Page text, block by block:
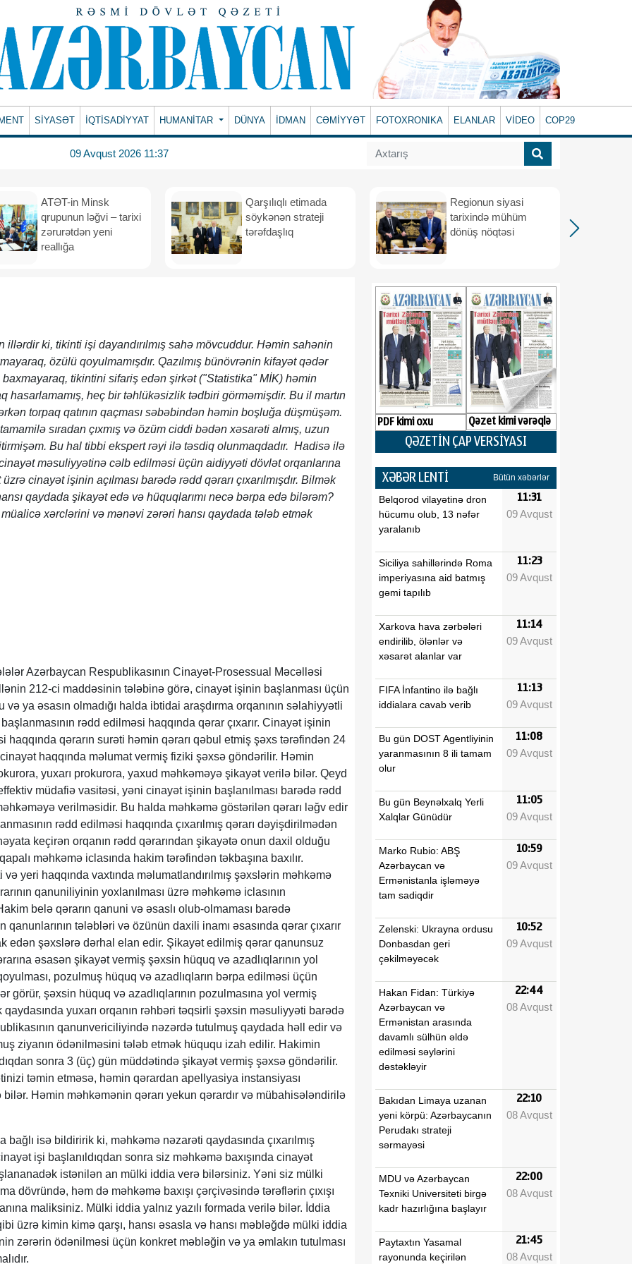
SİYASƏT İQTİSADİYYAT HUMANITAR DÜNYA İDMAN CƏMİYYƏT FOTOXRONIKA ELANLAR VİDEO COP29
09 Avqust 2026 11:37
ATƏT-in Minsk
qrupunun ləğvi – tarixi
zərurətdən yeni
reallığa
Qarşılıqlı etimada
söykənən strateji
tərəfdaşlıq
Regionun siyasi
tarixində mühüm
dönüş nöqtəsi
illərdir ki, tikinti işi dayandırılmış sahə mövcuddur. Həmin sahənin
özülü qoyulmamışdır. Qazılmış bünövrənin kifayət qədər
baxmayaraq, tikintini sifariş edən şirkət ("Statistika" MİK) həmin
hasarlamamış, heç bir təhlükəsizlik tədbiri görməmişdir. Bu il martın
torpaq qatının qaçması səbəbindən həmin boşluğa düşmüşəm.
sıradan çıxmış və özüm ciddi bədən xəsarəti almış, uzun
Bu hal tibbi ekspert rəyi ilə təsdiq olunmaqdadır. Hadisə ilə
məsuliyyətinə cəlb edilməsi üçün aidiyyəti dövlət orqanlarına
cinayət işinin açılması barədə rədd qərarı çıxarılmışdır. Bilmək
qaydada şikayət edə və hüquqlarımı necə bərpa edə bilərəm?
xərclərini və mənəvi zərəri hansı qaydada tələb etmək
Azərbaycan Respublikasının Cinayət-Prosessual Məcəlləsi
212-ci maddəsinin tələbinə görə, cinayət işinin başlanması üçün
ya əsasın olmadığı halda ibtidai araşdırma orqanının səlahiyyətli
rədd edilməsi haqqında qərar çıxarır. Cinayət işinin
haqqında qərarın surəti həmin qərarı qəbul etmiş şəxs tərəfindən 24
haqqında məlumat vermiş fiziki şəxsə göndərilir. Həmin
yuxarı prokurora, yaxud məhkəməyə şikayət verilə bilər. Qeyd
müdafiə vasitəsi, yəni cinayət işinin başlanılması barədə rədd
verilməsidir. Bu halda məhkəmə göstərilən qərarı ləğv edir
rədd edilməsi haqqında çıxarılmış qərarı dəyişdirilmədən
keçirən orqanın rədd qərarından şikayətə onun daxil olduğu
məhkəmə iclasında hakim tərəfindən təkbaşına baxılır.
yeri haqqında vaxtında məlumatlandırılmış şəxslərin məhkəmə
qanuniliyinin yoxlanılması üzrə məhkəmə iclasının
belə qərarın qanuni və əsaslı olub-olmaması barədə
qanunlarının tələbləri və özünün daxili inamı əsasında qərar çıxarır
edən şəxslərə dərhal elan edir. Şikayət edilmiş qərar qanunsuz
əsasən şikayət vermiş şəxsin hüquq və azadlıqlarının yol
pozulmuş hüquq və azadlıqların bərpa edilməsi üçün
görür, şəxsin hüquq və azadlıqlarının pozulmasına yol vermiş
yuxarı orqanın rəhbəri təqsirli şəxsin məsuliyyəti barədə
qanunvericiliyində nəzərdə tutulmuş qaydada həll edir və
ziyanın ödənilməsini tələb etmək hüququ izah edilir. Hakimin
sonra 3 (üç) gün müddətində şikayət vermiş şəxsə göndərilir.
təmin etməsə, həmin qərardan apellyasiya instansiyası
Həmin məhkəmənin qərarı yekun qərardır və mübahisələndirilə
isə bildiririk ki, məhkəmə nəzarəti qaydasında çıxarılmış
işi başlanıldıqdan sonra siz məhkəmə baxışında cinayət
istənilən an mülki iddia verə bilərsiniz. Yəni siz mülki
dövründə, həm də məhkəmə baxışı çərçivəsində tərəflərin çıxışı
maliksiniz. Mülki iddia yalnız yazılı formada verilə bilər. İddia
üzrə kimin kimə qarşı, hansı əsasla və hansı məbləğdə mülki iddia
zərərin ödənilməsi üçün konkret məbləğin və ya əmlakın tutulması
PDF kimi oxu Qəzet kimi vərəqlə
QƏZETİN ÇAP VERSİYASI
XƏBƏR LENTİ Bütün xəbərlər
Belqorod vilayətinə dron
hücumu olub, 13 nəfər
yaralanıb
11:31
09 Avqust
Siciliya sahillərində Roma
imperiyasına aid batmış
gəmi tapılıb
11:23
09 Avqust
Xarkova hava zərbələri
endirilib, ölənlər və
xəsarət alanlar var
11:14
09 Avqust
FIFA İnfantino ilə bağlı
iddialara cavab verib
11:13
09 Avqust
Bu gün DOST Agentliyinin
yaranmasının 8 ili tamam
olur
11:08
09 Avqust
Bu gün Beynəlxalq Yerli
Xalqlar Günüdür
11:05
09 Avqust
Marko Rubio: ABŞ
Azərbaycan və
Ermənistanla işləməyə
tam sadiqdir
10:59
09 Avqust
Zelenski: Ukrayna ordusu
Donbasdan geri
çəkilməyəcək
10:52
09 Avqust
Hakan Fidan: Türkiyə
Azərbaycan və
Ermənistan arasında
davamlı sülhün əldə
edilməsi səylərini
dəstəkləyir
22:44
08 Avqust
Bakıdan Limaya uzanan
yeni körpü: Azərbaycanın
Perudakı strateji
sərmayəsi
22:10
08 Avqust
MDU və Azərbaycan
Texniki Universiteti birgə
kadr hazırlığına başlayır
22:00
08 Avqust
Paytaxtın Yasamal
rayonunda keçirilən
21:45
08 Avqust